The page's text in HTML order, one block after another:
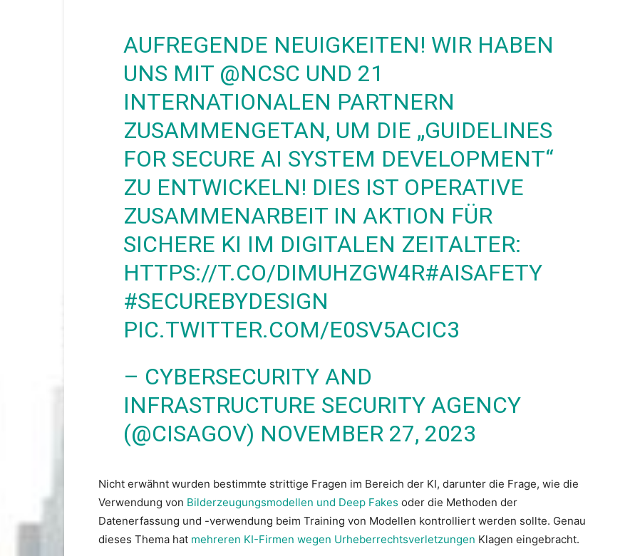
AUFREGENDE NEUIGKEITEN! WIR HABEN
UNS MIT @NCSC UND 21
INTERNATIONALEN PARTNERN
ZUSAMMENGETAN, UM DIE „GUIDELINES
FOR SECURE AI SYSTEM DEVELOPMENT“
ZU ENTWICKELN! DIES IST OPERATIVE
ZUSAMMENARBEIT IN AKTION FÜR
SICHERE KI IM DIGITALEN ZEITALTER:
HTTPS://T.CO/DIMUHZGW4R#AISAFETY
#SECUREBYDESIGN
PIC.TWITTER.COM/E0SV5ACIC3
– CYBERSECURITY AND
INFRASTRUCTURE SECURITY AGENCY
(@CISAGOV) NOVEMBER 27, 2023
Nicht erwähnt wurden bestimmte strittige Fragen im Bereich der KI, darunter die Frage, wie die
Verwendung von Bilderzeugungsmodellen und Deep Fakes oder die Methoden der
Datenerfassung und -verwendung beim Training von Modellen kontrolliert werden sollte. Genau
dieses Thema hat mehreren KI-Firmen wegen Urheberrechtsverletzungen Klagen eingebracht.